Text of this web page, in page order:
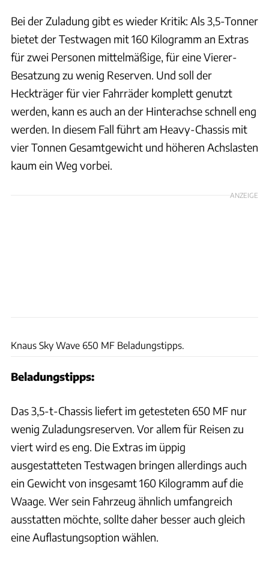
Bei der Zuladung gibt es wieder Kritik: Als 3,5-Tonner
bietet der Testwagen mit 160 Kilogramm an Extras
für zwei Personen mittelmäßige, für eine Vierer-
Besatzung zu wenig Reserven. Und soll der
Heckträger für vier Fahrräder komplett genutzt
werden, kann es auch an der Hinterachse schnell eng
werden. In diesem Fall führt am Heavy-Chassis mit
vier Tonnen Gesamtgewicht und höheren Achslasten
kaum ein Weg vorbei.
ANZEIGE
Knaus Sky Wave 650 MF Beladungstipps.
Beladungstipps:
Das 3,5-t-Chassis liefert im getesteten 650 MF nur
wenig Zuladungsreserven. Vor allem für Reisen zu
viert wird es eng. Die Extras im üppig
ausgestatteten Testwagen bringen allerdings auch
ein Gewicht von insgesamt 160 Kilogramm auf die
Waage. Wer sein Fahrzeug ähnlich umfangreich
ausstatten möchte, sollte daher besser auch gleich
eine Auflastungsoption wählen.